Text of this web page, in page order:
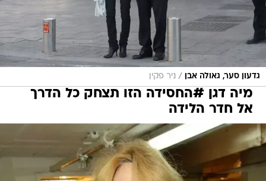
גדעון סער, גאולה אבן / ניר פקין
מיה דגן #החסידה הזו תצחק כל הדרך
אל חדר הלידה